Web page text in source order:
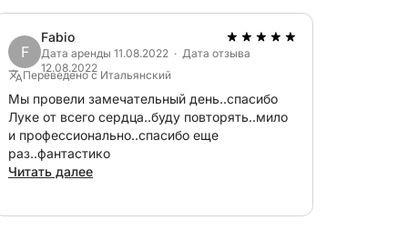
нос, напоминающий
чертами этого классического,
F
Fabio
Дата аренды 11.08.2022 · Дата отзыва
12.08.2022
Переведено с Итальянский
Мы провели замечательный день..спасибо
Луке от всего сердца..буду повторять..мило
и профессионально..спасибо еще
раз..фантастико
Читать далее